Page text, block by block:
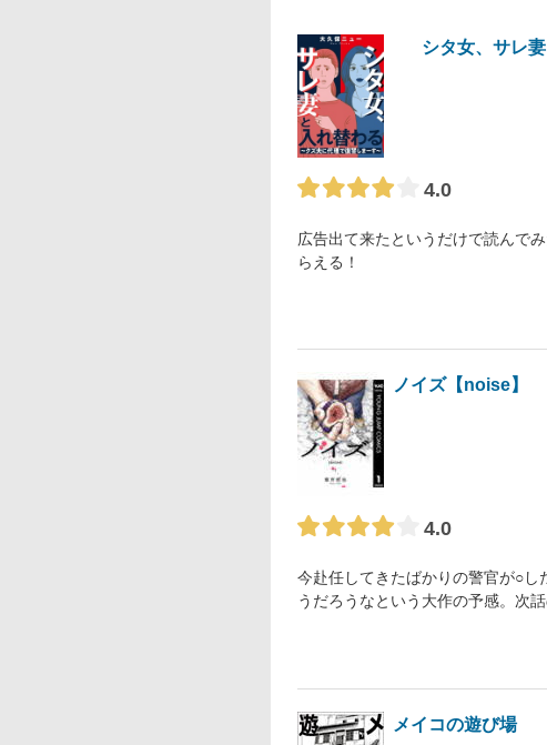
シタ女、サレ
4.0
広告出て来たというだけで読んで
らえる！
ノイズ【noise】
4.0
今赴任してきたばかりの警官が○
うだろうなという大作の予感。次
メイコの遊び場